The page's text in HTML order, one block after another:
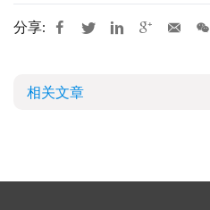
分享:
相关文章